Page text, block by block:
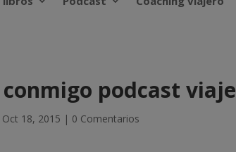
podcast viaje
Oct 18, 2015 | 0 Comentarios